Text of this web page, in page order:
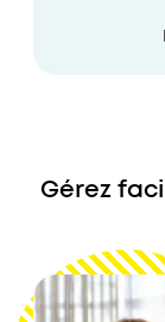
Gérez